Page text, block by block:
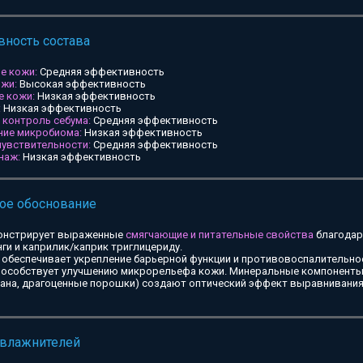
состава
кожи: Средняя эффективность
Высокая эффективность
кожи: Низкая эффективность
Низкая эффективность
контроль себума: Средняя эффективность
микробиома: Низкая эффективность
Средняя эффективность
Низкая эффективность
обоснование
выраженные смягчающие и питательные свойства
и каприлик/каприк триглицериду.
обеспечивает укрепление барьерной функции и
улучшению микрорельефа кожи. Минеральные
драгоценные порошки) создают оптический эффект